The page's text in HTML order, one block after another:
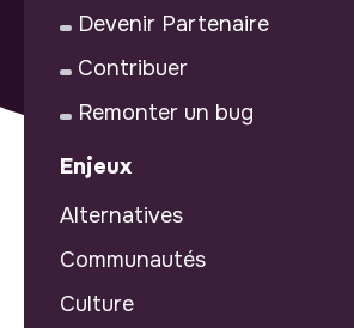
Devenir Partenaire
Contribuer
Remonter un bug
Enjeux
Alternatives
Communautés
Culture